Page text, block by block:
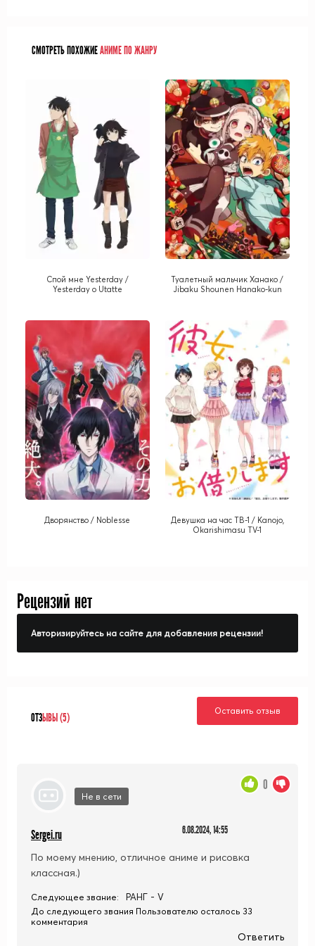
СМОТРЕТЬ ПОХОЖИЕАНИМЕ ПО ЖАНРУ
Спой мне Yesterday /
Yesterday o Utatte
Туалетный мальчик Ханако /
Jibaku Shounen Hanako-kun
Дворянство / Noblesse
Девушка на час ТВ-1 / Kanojo,
Okarishimasu TV-1
Рецензий нет
Авторизируйтесь на сайте для добавления рецензии!
ОТЗЫВЫ (5)
Оставить отзыв
Не в сети
Sergei.ru 6.08.2024, 14:55
По моему мнению, отличное аниме и рисовка
классная.)
0
Следующее звание: РАНГ - V
До следующего звания Пользователю осталось 33
комментария
Ответить